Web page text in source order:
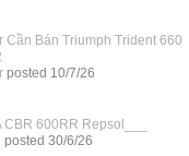
Cần Bán Triumph Trident 660
posted 10/7/26
CBR 600RR Repsol___
posted 30/6/26